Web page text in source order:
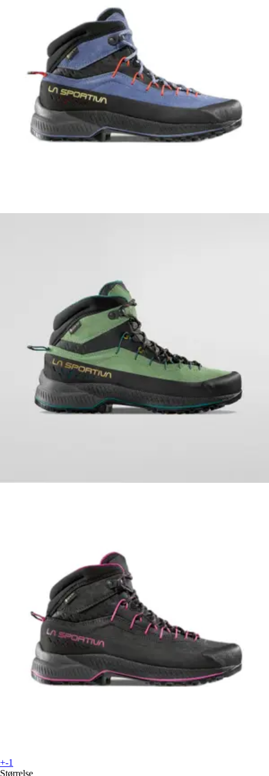
+-1
Størrelse